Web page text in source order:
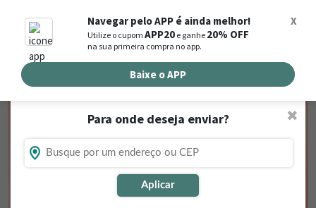
Navegar pelo APP é ainda melhor!
Utilize o cupomAPP20 e ganhe 20% OFF
na sua primeira compra no app.
X
Baixe o APP
Busca de produtos
Buscar por endereço de entrega
Para onde deseja enviar?
Aplicar
✖